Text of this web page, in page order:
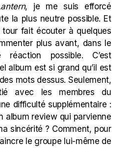
, je me suis efforcé
la plus neutre possible. Et
tour fait écouter à quelques
plus avant, dans le
réaction possible. C’est
album est si grand qu’il est
mots dessus. Seulement,
avec les membres du
difficulté supplémentaire :
album review qui parvienne
sincérité ? Comment, pour
le groupe lui-même de